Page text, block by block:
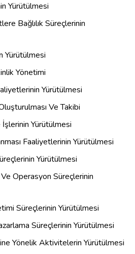
Yürütülmesi
Bağlılık Süreçlerinin
Yürütülmesi
Yönetimi
Yürütülmesi
Ve Takibi
Yürütülmesi
Faaliyetlerinin Yürütülmesi
Yürütülmesi
Operasyon Süreçlerinin
Süreçlerinin Yürütülmesi
Süreçlerinin Yürütülmesi
Yönelik Aktivitelerin Yürütülmesi